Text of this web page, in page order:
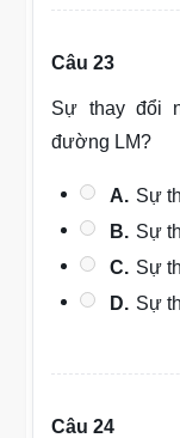
Câu 23
Sự thay đổi
đường LM?
A. Sự
B. Sự
C. Sự
D. Sự
Câu 24